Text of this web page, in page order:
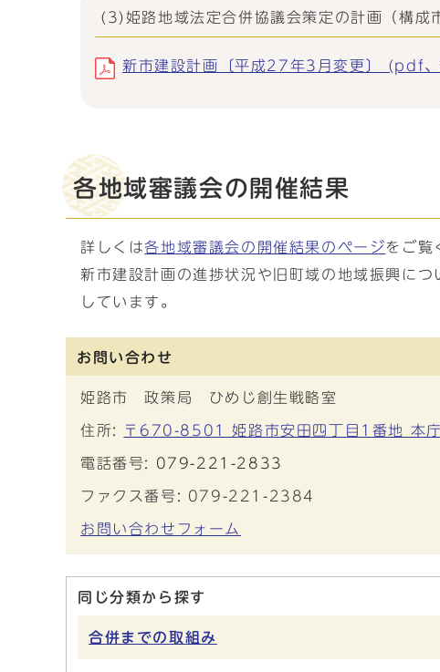
(3)姫路地域法定合併協議会策定の計画（構成
新市建設計画〔平成27年3月変更〕 (pdf
各地域審議会の開催結果
詳しくは各地域審議会の開催結果のページをご覧
新市建設計画の進捗状況や旧町域の地域振興に
しています。
お問い合わせ
姫路市 政策局 ひめじ創生戦略室
住所: 〒670-8501 姫路市安田四丁目1番地 本
電話番号: 079-221-2833
ファクス番号: 079-221-2384
お問い合わせフォーム
同じ分類から探す
合併までの取組み